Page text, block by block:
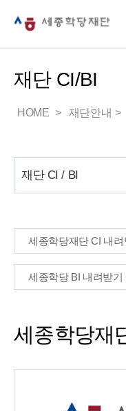
재단 CI/BI
HOME 재단안내
세종학당재단 CI 내려
세종학당 BI 내려받기
세종학당재